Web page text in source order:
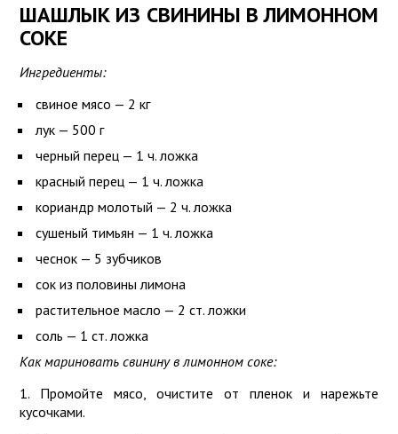
ШАШЛЫК ИЗ СВИНИНЫ В ЛИМОННОМ
СОКЕ
Ингредиенты:
свиное мясо — 2 кг
лук — 500 г
черный перец — 1 ч. ложка
красный перец — 1 ч. ложка
кориандр молотый — 2 ч. ложка
сушеный тимьян — 1 ч. ложка
чеснок — 5 зубчиков
сок из половины лимона
растительное масло — 2 ст. ложки
соль — 1 ст. ложка
Как мариновать свинину в лимонном соке:
1. Промойте мясо, очистите от пленок и нарежьте
кусочками.